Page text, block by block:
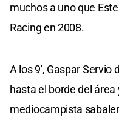
muchos a uno que
Racing en 2008.
A los 9', Gaspar Servio
hasta el borde del
mediocampista